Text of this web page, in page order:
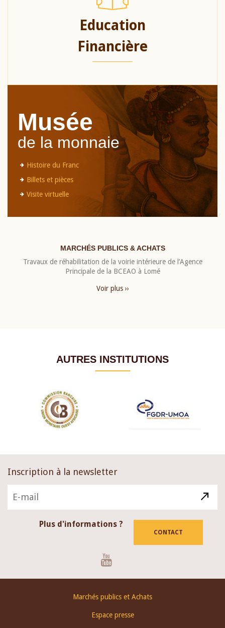
Education
Financière
Musée
de la monnaie
Histoire du Franc
Billets et pièces
Visite virtuelle
MARCHÉS PUBLICS & ACHATS
Travaux de réhabilitation de la voirie intérieure de l’Agence
Principale de la BCEAO à Lomé
Voir plus ››
AUTRES INSTITUTIONS
Inscription à la newsletter
Plus d'informations ?
CONTACT
Marchés publics et Achats
Espace presse